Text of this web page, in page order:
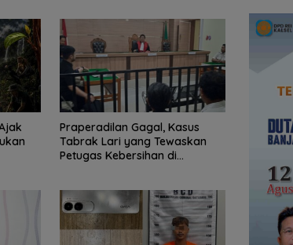
Praperadilan Gagal, Kasus
Tabrak Lari yang Tewaskan
Petugas Kebersihan di